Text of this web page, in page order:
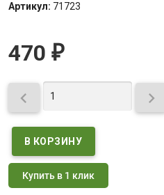
Артикул: 71723
470 ₽
 
Купить в 1 клик